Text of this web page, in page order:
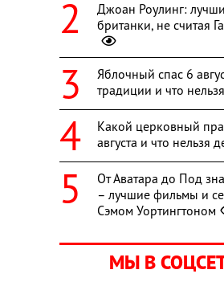
Джоан Роулинг:
британки, не считая
Яблочный спас 6
традиции и что
Какой церковный
августа и что нельзя
От Аватара до Под
– лучшие фильмы и
Сэмом Уортингтоном
МЫ В